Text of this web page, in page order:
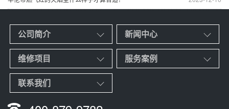
公司简介 新闻中心
维修项目 服务案例
联系我们